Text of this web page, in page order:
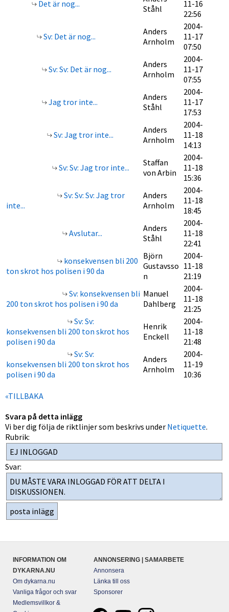
Det är nog...
Ståhl
11-16
22:56
Sv: Det är nog...
Anders
Arnholm
2004-
11-17
07:50
Sv: Sv: Det är nog...
Anders
Arnholm
2004-
11-17
07:55
Jag tror inte...
Anders
Ståhl
2004-
11-17
17:53
Sv: Jag tror inte...
Anders
Arnholm
2004-
11-18
14:13
Sv: Sv: Jag tror inte...
Staffan
von Arbin
2004-
11-18
15:36
Sv: Sv: Sv: Jag tror
inte...
Anders
Arnholm
2004-
11-18
18:45
Avslutar...
Anders
Ståhl
2004-
11-18
22:41
konsekvensen bli 200
ton skrot hos polisen i 90 da
Björn
Gustavsso
n
2004-
11-18
21:19
Sv: konsekvensen bli
200 ton skrot hos polisen i 90 da
Manuel
Dahlberg
2004-
11-18
21:25
Sv: Sv:
konsekvensen bli 200 ton skrot hos
polisen i 90 da
Henrik
Enckell
2004-
11-18
21:48
Sv: Sv:
konsekvensen bli 200 ton skrot hos
polisen i 90 da
Anders
Arnholm
2004-
11-19
10:36
«TILLBAKA
Svara på detta inlägg
Vi ber dig följa de riktlinjer som beskrivs under Netiquette.
Rubrik:
Svar:
INFORMATION OM
DYKARNA.NU
Om dykarna.nu
Vanliga frågor och svar
Medlemsvillkor &
ANNONSERING | SAMARBETE
Annonsera
Länka till oss
Sponsorer